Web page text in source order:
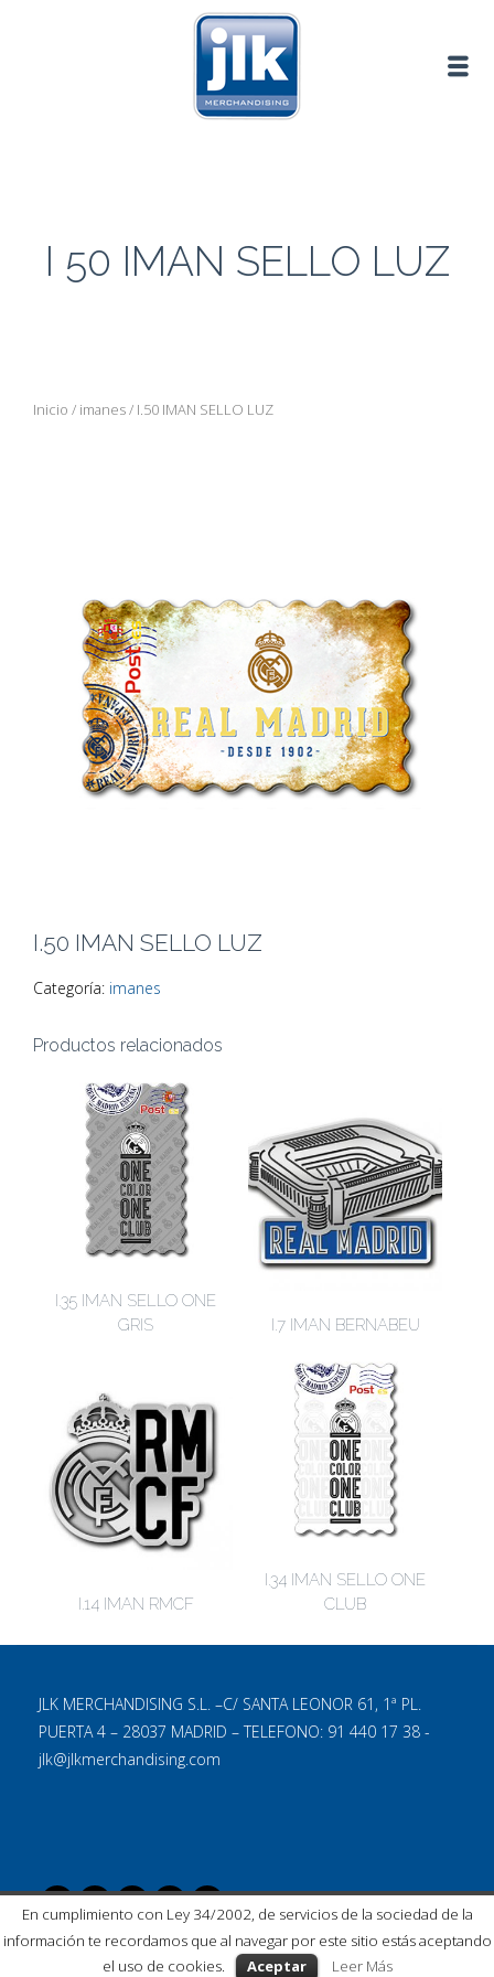
I 50 IMAN SELLO LUZ
Inicio / imanes/ I.50 IMAN SELLO LUZ
I.50 IMAN SELLO LUZ
Categoría: imanes
Productos relacionados
I.35 IMAN SELLO ONE
GRIS
I.7 IMAN BERNABEU
I.14 IMAN RMCF
I.34 IMAN SELLO ONE
CLUB
JLK MERCHANDISING S.L. –C/ SANTA LEONOR 61, 1ª PL.
PUERTA 4 – 28037 MADRID – TELEFONO: 91 440 17 38 -
jlk@jlkmerchandising.com
En cumplimiento con Ley 34/2002, de servicios de la sociedad de la
información te recordamos que al navegar por este sitio estás aceptando
el uso de cookies.
Aceptar Leer Más